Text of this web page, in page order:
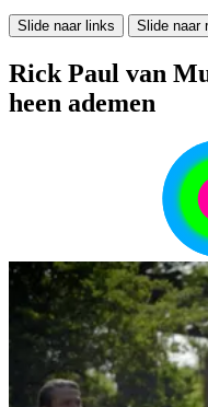
Slide naar links Slide naar
Rick Paul van
heen ademen